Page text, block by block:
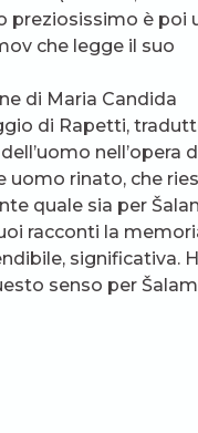
preziosissimo è poi
che legge il suo
di Maria Candida
di Rapetti,
nell’opera
uomo rinato, che
quale sia per
racconti la
significativa.
senso per